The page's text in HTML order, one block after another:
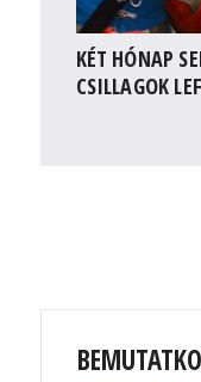
KÉT HÓNAP
CSILLAGOK